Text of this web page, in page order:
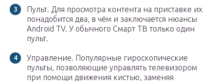
Пульт. Для просмотра контента на приставке их
понадобится два, в чём и заключается нюансы
Android TV. У обычного Смарт ТВ только один
пульт.
Управление. Популярные гироскопические
пульты, позволяющие управлять телевизором
при помощи движения кистью, заменяя